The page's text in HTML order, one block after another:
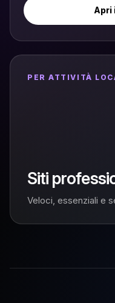
Apri
PER ATTIVITÀ
Siti
Veloci, essenziali e